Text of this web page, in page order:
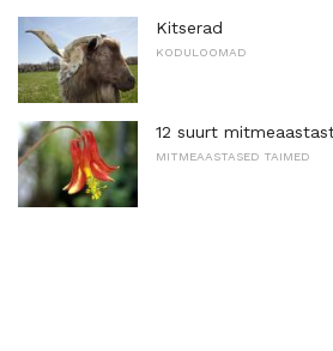
Kitserad
KODULOOMAD
12 suurt
MITMEAASTASED TAIMED